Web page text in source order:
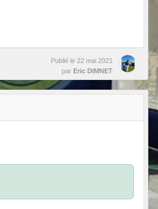
Publié le 22 mai 2021
par Eric DIMNET